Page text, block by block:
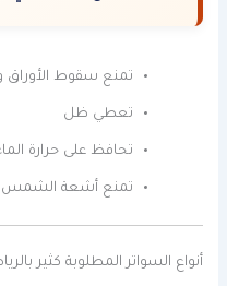
تمنع سقوط الأوراق
تعطي ظل
تحافظ على حرارة
تمنع أشعة الشمس
أنواع السواتر المطلوبة كثير